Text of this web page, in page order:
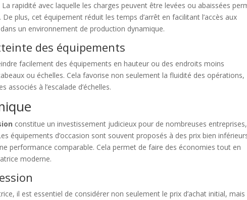
rapidité avec laquelle les charges peuvent être levées ou abaissées
plus, cet équipement réduit les temps d’arrêt en facilitant l’accès aux
un environnement de production dynamique.
des équipements
facilement des équipements en hauteur ou des endroits moins
ou échelles. Cela favorise non seulement la fluidité des opérations,
à l’escalade d’échelles.
constitue un investissement judicieux pour de nombreuses entreprises,
équipements d’occasion sont souvent proposés à des prix bien
performance comparable. Cela permet de faire des économies tout en
moderne.
il est essentiel de considérer non seulement le prix d’achat initial, mais